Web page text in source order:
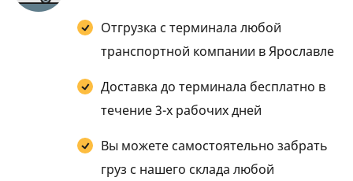
Отгрузка с терминала любой
транспортной компании в Ярославле
Доставка до терминала бесплатно в
течение 3-х рабочих дней
Вы можете самостоятельно забрать
груз с нашего склада любой